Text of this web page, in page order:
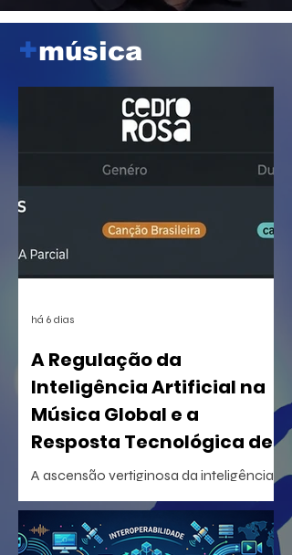
+música
A Regulação da
Inteligência Artificial na
Música Global e a
Resposta Tecnológica de
Certificação
A ascensão vertiginosa da inteligência
artificial generativa na criação musical
desencadeou uma reorganização
estrutural sem precedentes na indústria
há 6 dias